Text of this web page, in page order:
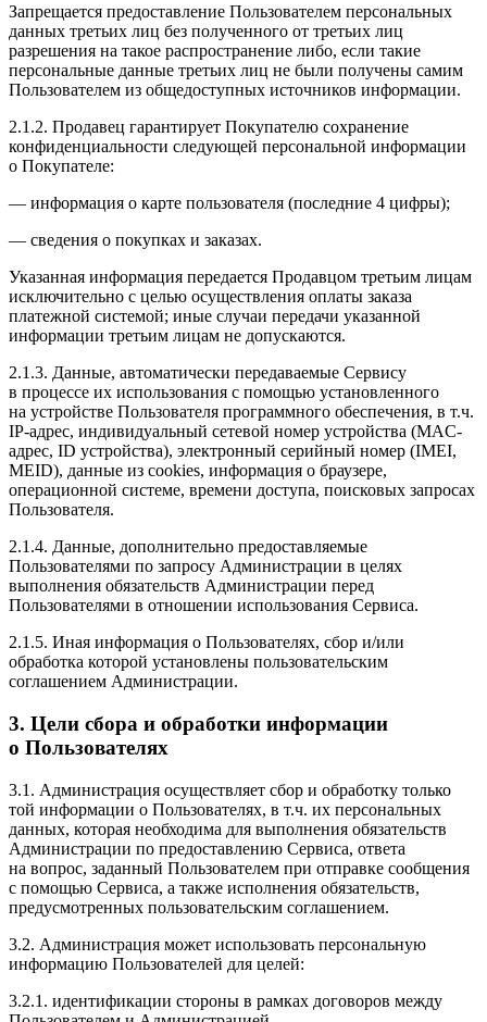
Запрещается предоставление Пользователем персональных
данных третьих лиц без полученного от третьих лиц
разрешения на такое распространение либо, если такие
персональные данные третьих лиц не были получены самим
Пользователем из общедоступных источников информации.
2.1.2. Продавец гарантирует Покупателю сохранение
конфиденциальности следующей персональной информации
о Покупателе:
— информация о карте пользователя (последние 4 цифры);
— сведения о покупках и заказах.
Указанная информация передается Продавцом третьим лицам
исключительно с целью осуществления оплаты заказа
платежной системой; иные случаи передачи указанной
информации третьим лицам не допускаются.
2.1.3. Данные, автоматически передаваемые Сервису
в процессе их использования с помощью установленного
на устройстве Пользователя программного обеспечения, в т.ч.
IP-адрес, индивидуальный сетевой номер устройства (MAC-
адрес, ID устройства), электронный серийный номер (IMEI,
MEID), данные из cookies, информация о браузере,
операционной системе, времени доступа, поисковых запросах
Пользователя.
2.1.4. Данные, дополнительно предоставляемые
Пользователями по запросу Администрации в целях
выполнения обязательств Администрации перед
Пользователями в отношении использования Сервиса.
2.1.5. Иная информация о Пользователях, сбор и/или
обработка которой установлены пользовательским
соглашением Администрации.
3. Цели сбора и обработки информации
о Пользователях
3.1. Администрация осуществляет сбор и обработку только
той информации о Пользователях, в т.ч. их персональных
данных, которая необходима для выполнения обязательств
Администрации по предоставлению Сервиса, ответа
на вопрос, заданный Пользователем при отправке сообщения
с помощью Сервиса, а также исполнения обязательств,
предусмотренных пользовательским соглашением.
3.2. Администрация может использовать персональную
информацию Пользователей для целей:
3.2.1. идентификации стороны в рамках договоров между